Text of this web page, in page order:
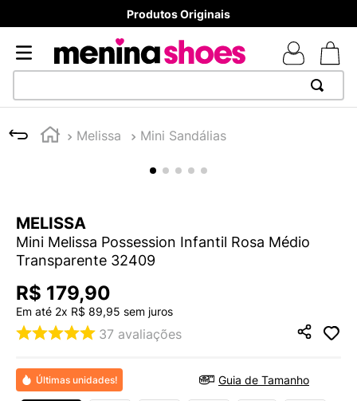
Produtos Originais
Melissa Mini Sandálias
MELISSA
Mini Melissa Possession Infantil Rosa Médio
Transparente 32409
R$ 179,90
Em até 2x R$ 89,95 sem juros
37 avaliações
Últimas unidades! Guia de Tamanho
1
TÊNIS NEWS BALANCE 530
MELISSAS MINI BABY
º
NEW 9060
ADIDAS
º
7 º
MELISSA SLIDE
8º
VANS TÊNIS VANS ULTRARANGE
10º VEJA COUNTRY